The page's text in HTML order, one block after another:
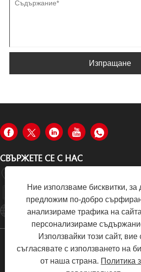
Изпращане
СВЪРЖЕТЕ СЕ С НАС
Hugo002@yiyinggroup.com
Copyright © 2021 Shanghai Yiying
Електрически Подемник, Палет,
Ние използваме бисквитки, за
предложим по-добро
анализираме трафика на
персонализираме
Използвайки този сайт, вие
съгласявате с използването на
от наша страна. Политика